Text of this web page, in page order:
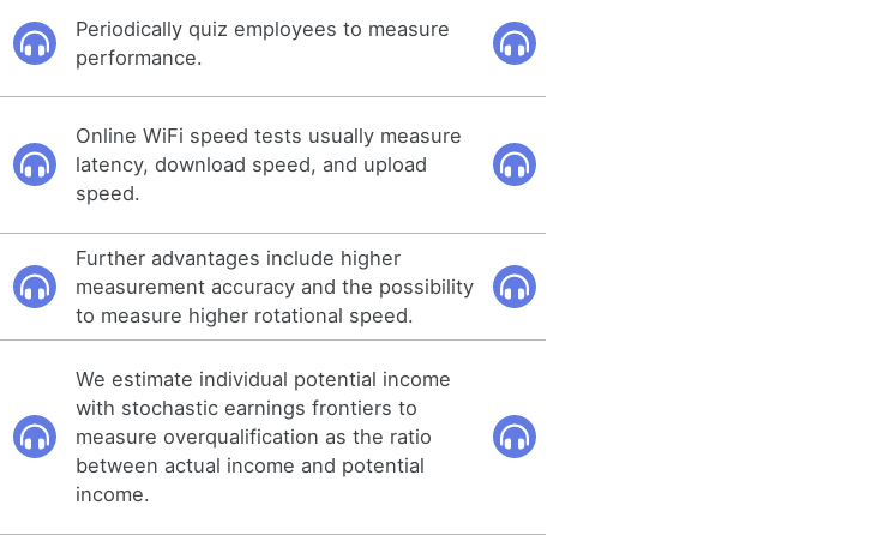
Periodically quiz employees to measure
performance.
Online WiFi speed tests usually measure
latency, download speed, and upload
speed.
Further advantages include higher
measurement accuracy and the possibility
to measure higher rotational speed.
We estimate individual potential income
with stochastic earnings frontiers to
measure overqualification as the ratio
between actual income and potential
income.